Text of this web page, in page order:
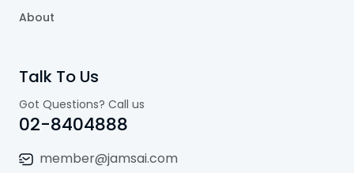
About
Talk To Us
Got Questions? Call us
02-8404888
member@jamsai.com